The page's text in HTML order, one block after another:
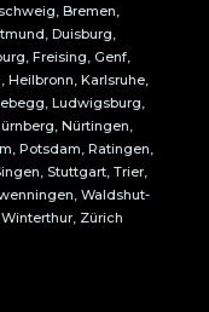
Bremen,
Duisburg,
Freising, Genf,
Karlsruhe,
Ludwigsburg,
Nürtingen,
Potsdam, Ratingen,
Stuttgart, Trier,
Waldshut-
Zürich